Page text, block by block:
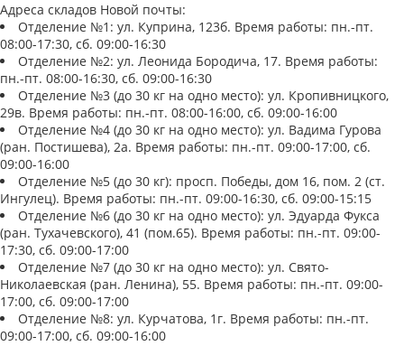
Адреса складов Новой почты:
Отделение №1: ул. Куприна, 123б. Время работы: пн.-пт.
08:00-17:30, сб. 09:00-16:30
Отделение №2: ул. Леонида Бородича, 17. Время работы:
пн.-пт. 08:00-16:30, сб. 09:00-16:30
Отделение №3 (до 30 кг на одно место): ул. Кропивницкого,
29в. Время работы: пн.-пт. 08:00-16:00, сб. 09:00-16:00
Отделение №4 (до 30 кг на одно место): ул. Вадима Гурова
(ран. Постишева), 2a. Время работы: пн.-пт. 09:00-17:00, сб.
09:00-16:00
Отделение №5 (до 30 кг): просп. Победы, дом 16, пом. 2 (ст.
Ингулец). Время работы: пн.-пт. 09:00-16:30, сб. 09:00-15:15
Отделение №6 (до 30 кг на одно место): ул. Эдуарда Фукса
(ран. Тухачевского), 41 (пом.65). Время работы: пн.-пт. 09:00-
17:30, сб. 09:00-17:00
Отделение №7 (до 30 кг на одно место): ул. Свято-
Николаевская (ран. Ленина), 55. Время работы: пн.-пт. 09:00-
17:00, сб. 09:00-17:00
Отделение №8: ул. Курчатова, 1г. Время работы: пн.-пт.
09:00-17:00, сб. 09:00-16:00